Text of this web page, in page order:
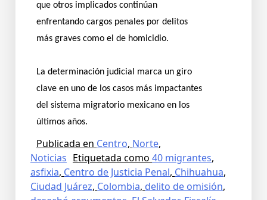
que otros implicados continúan
enfrentando cargos penales por delitos
más graves como el de homicidio.
La determinación judicial marca un giro
clave en uno de los casos más impactantes
del sistema migratorio mexicano en los
últimos años.
Publicada en Centro, Norte,
Noticias Etiquetada como 40 migrantes,
asfixia, Centro de Justicia Penal, Chihuahua,
Ciudad Juárez, Colombia, delito de omisión,